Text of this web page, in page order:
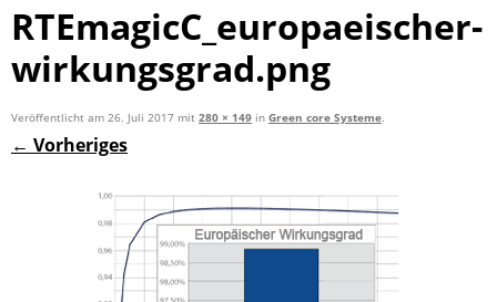
RTEmagicC_europaeischer-
wirkungsgrad.png
Veröffentlicht am 26. Juli 2017 mit 280 × 149 in Green core Systeme.
← Vorheriges